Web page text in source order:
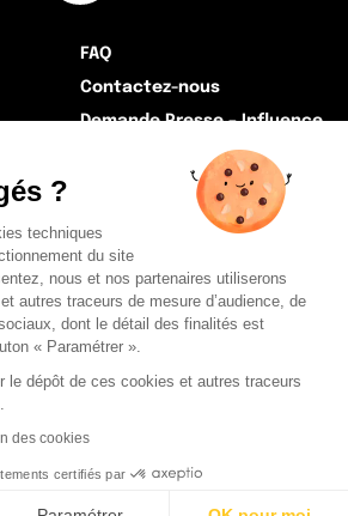
légales CGU
FAQ
Contactez-nous
Demande Presse – Influence
Devenez Franchisé !
Rejoignez-nous !
Récapitulatif Index égalité
professionnelle
La Presse
?
techniques
du site
nous et nos partenaires utiliserons
autres traceurs de mesure d’audience, de
dont le détail des finalités est
« Paramétrer ».
le dépôt de ces cookies et autres traceurs
des cookies
certifiés par